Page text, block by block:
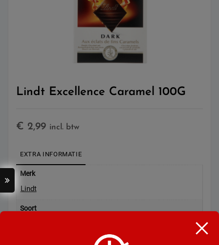
Lindt Excellence Caramel 100G
€ 2,99 incl. btw
EXTRA INFORMATIE
Merk
Lindt
Soort